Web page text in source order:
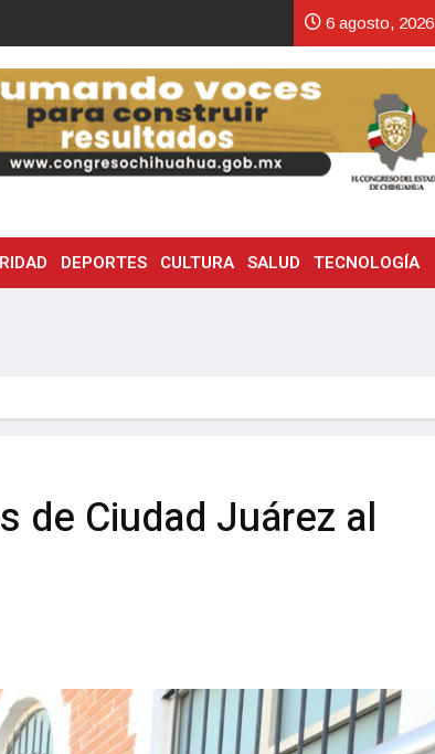
6 agosto, 2026
DEPORTES CULTURA SALUD TECNOLOGÍA
de Ciudad Juárez al